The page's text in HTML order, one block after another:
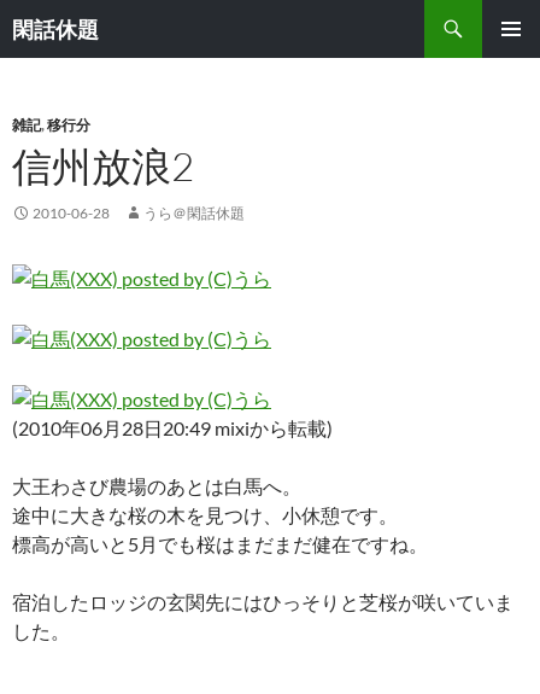
閑話休題
索
ン
ツ
へ
キ
プ
雑記,移行分
信州放浪2
2010-06-28 うら＠閑話休題
(2010年06月28日20:49 mixiから転載)
大王わさび農場のあとは白馬へ。
途中に大きな桜の木を見つけ、小休憩です。
標高が高いと5月でも桜はまだまだ健在ですね。
宿泊したロッジの玄関先にはひっそりと芝桜が咲いていま
した。